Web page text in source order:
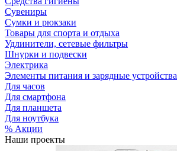
Сувениры
Сумки и рюкзаки
Товары для спорта и отдыха
Удлинители, сетевые фильтры
Шнурки и подвески
Электрика
Элементы питания и зарядные устройства
Для часов
Для смартфона
Для планшета
Для ноутбука
% Акции
Наши проекты